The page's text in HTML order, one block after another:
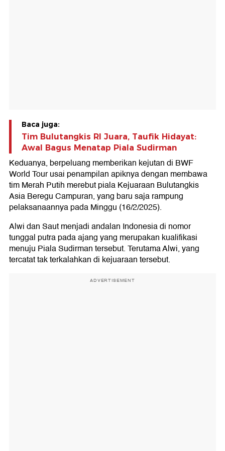
Baca juga:
Tim Bulutangkis RI Juara, Taufik Hidayat:
Awal Bagus Menatap Piala Sudirman
Keduanya, berpeluang memberikan kejutan di BWF
World Tour usai penampilan apiknya dengan membawa
tim Merah Putih merebut piala Kejuaraan Bulutangkis
Asia Beregu Campuran, yang baru saja rampung
pelaksanaannya pada Minggu (16/2/2025).
Alwi dan Saut menjadi andalan Indonesia di nomor
tunggal putra pada ajang yang merupakan kualifikasi
menuju Piala Sudirman tersebut. Terutama Alwi, yang
tercatat tak terkalahkan di kejuaraan tersebut.
ADVERTISEMENT